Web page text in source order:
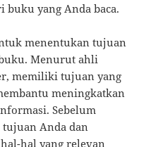
buku yang Anda baca.
menentukan tujuan
Menurut ahli
memiliki tujuan yang
meningkatkan
Sebelum
Anda dan
hal yang relevan